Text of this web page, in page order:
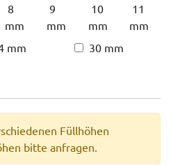
8
mm
9
mm
10
mm
11
mm
mm
30 mm
Füllhöhen
bitte anfragen.